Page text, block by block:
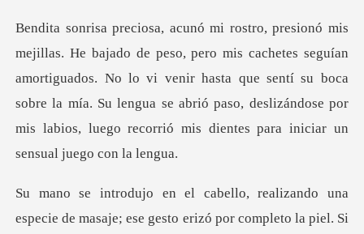
s seguían
amortiguados. No lo vi venir hasta que sentí su boca
sobre la mía. Su lengua se abrió paso,